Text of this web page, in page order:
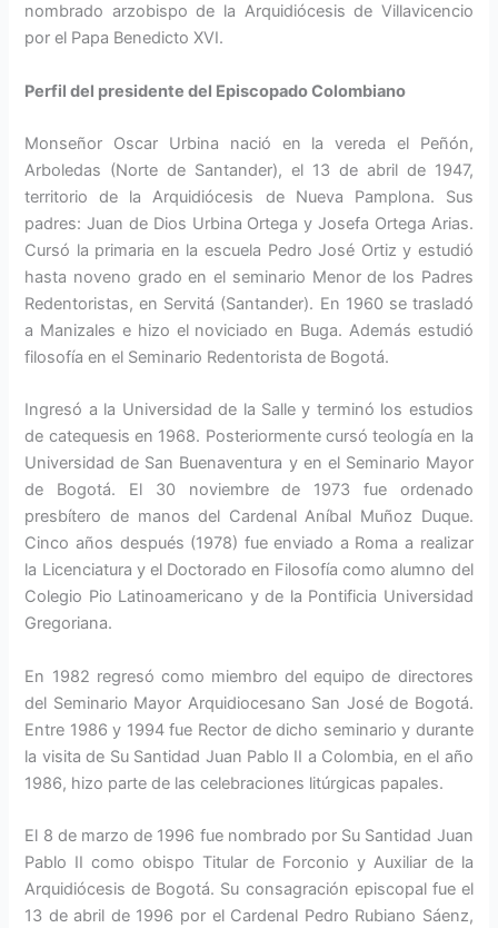
nombrado arzobispo de la Arquidiócesis de Villavicencio
por el Papa Benedicto XVI.
Perfil del presidente del Episcopado Colombiano
Monseñor Oscar Urbina nació en la vereda el Peñón,
Arboledas (Norte de Santander), el 13 de abril de 1947,
territorio de la Arquidiócesis de Nueva Pamplona. Sus
padres: Juan de Dios Urbina Ortega y Josefa Ortega Arias.
Cursó la primaria en la escuela Pedro José Ortiz y estudió
hasta noveno grado en el seminario Menor de los Padres
Redentoristas, en Servitá (Santander). En 1960 se trasladó
a Manizales e hizo el noviciado en Buga. Además estudió
filosofía en el Seminario Redentorista de Bogotá.
Ingresó a la Universidad de la Salle y terminó los estudios
de catequesis en 1968. Posteriormente cursó teología en la
Universidad de San Buenaventura y en el Seminario Mayor
de Bogotá. El 30 noviembre de 1973 fue ordenado
presbítero de manos del Cardenal Aníbal Muñoz Duque.
Cinco años después (1978) fue enviado a Roma a realizar
la Licenciatura y el Doctorado en Filosofía como alumno del
Colegio Pio Latinoamericano y de la Pontificia Universidad
Gregoriana.
En 1982 regresó como miembro del equipo de directores
del Seminario Mayor Arquidiocesano San José de Bogotá.
Entre 1986 y 1994 fue Rector de dicho seminario y durante
la visita de Su Santidad Juan Pablo II a Colombia, en el año
1986, hizo parte de las celebraciones litúrgicas papales.
El 8 de marzo de 1996 fue nombrado por Su Santidad Juan
Pablo II como obispo Titular de Forconio y Auxiliar de la
Arquidiócesis de Bogotá. Su consagración episcopal fue el
13 de abril de 1996 por el Cardenal Pedro Rubiano Sáenz,